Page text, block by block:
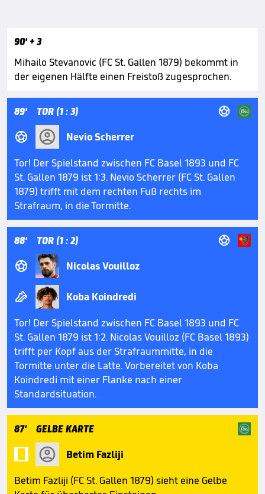
90'+ 3
Mihailo Stevanovic (FC St. Gallen 1879) bekommt in
der eigenen Hälfte einen Freistoß zugesprochen.
89' TOR (1 : 3) 

Nevio Scherrer
Tor! Der Spielstand zwischen FC Basel 1893 und FC
St. Gallen 1879 ist 1:3. Nevio Scherrer (FC St. Gallen
1879) trifft mit dem rechten Fuß rechts im
Strafraum, in die Tormitte.
88' TOR (1 : 2) 
 Nicolas Vouilloz

Koba Koindredi
Tor! Der Spielstand zwischen FC Basel 1893 und FC
St. Gallen 1879 ist 1:2. Nicolas Vouilloz (FC Basel 1893)
trifft per Kopf aus der Strafraummitte, in die
Tormitte unter die Latte. Vorbereitet von Koba
Koindredi mit einer Flanke nach einer
Standardsituation.
87' GELBE KARTE
Betim Fazliji
Betim Fazliji (FC St. Gallen 1879) sieht eine Gelbe